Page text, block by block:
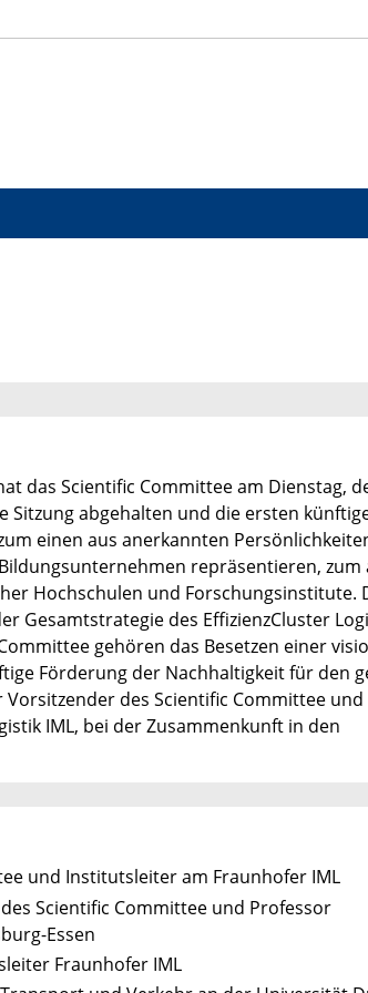
das Scientific Committee am Dienstag,
Sitzung abgehalten und die ersten
einen aus anerkannten
repräsentieren, zum
Hochschulen und Forschungsinstitute.
Gesamtstrategie des EffizienzCluster
gehören das Besetzen einer
Förderung der Nachhaltigkeit für den
des Scientific Committee und
IML, bei der Zusammenkunft in den
und Institutsleiter am Fraunhofer IML
Scientific Committee und Professor
Essen
Fraunhofer IML